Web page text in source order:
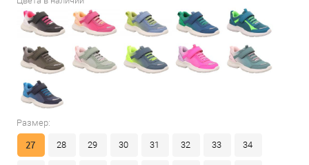
Размер:
27 28 29 30 31 32 33 34